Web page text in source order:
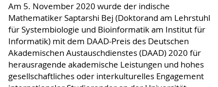
Am 5. November 2020 wurde der indische
Mathematiker Saptarshi Bej (Doktorand am Lehrstuhl
für Systembiologie und Bioinformatik am Institut für
Informatik) mit dem DAAD-Preis des Deutschen
Akademischen Austauschdienstes (DAAD) 2020 für
herausragende akademische Leistungen und hohes
gesellschaftliches oder interkulturelles Engagement